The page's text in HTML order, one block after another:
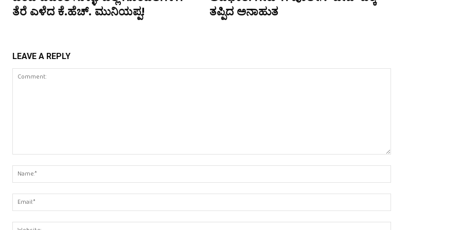
ತೆರೆ ಎಳೆದ ಕೆ.ಹೆಚ್. ಮುನಿಯಪ್ಪ!
ತಪ್ಪಿದ ಅನಾಹುತ
LEAVE A REPLY
Comment:
Name:*
Email:*
Website: